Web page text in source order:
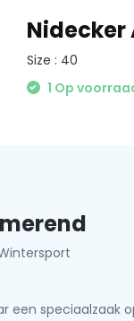
print op de
zit een
als dat nodig
model met
Nidecker
Size : 40
1 Op
een